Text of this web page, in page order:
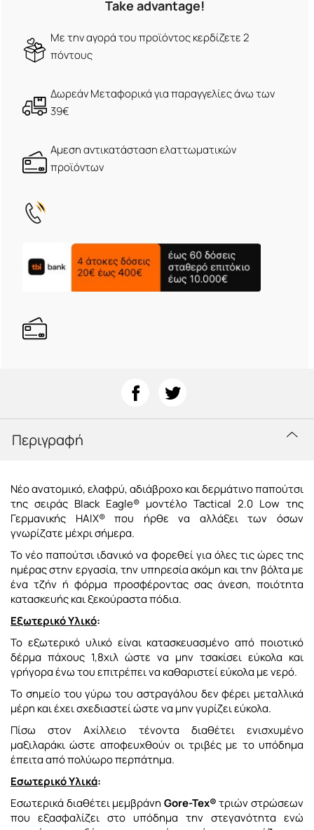
Take advantage!
Με την αγορά του προϊόντος κερδίζετε 2
πόντους
Δωρεάν Μεταφορικά για παραγγελίες άνω των
39€
Αμεση αντικατάσταση ελαττωματικών
προϊόντων
Περιγραφή
Νέο ανατομικό, ελαφρύ, αδιάβροχο και δερμάτινο παπούτσι
της σειράς Black Eagle® μοντέλο Tactical 2.0 Low της
Γερμανικής HAIX® που ήρθε να αλλάξει των όσων
γνωρίζατε μέχρι σήμερα.
Το νέο παπούτσι ιδανικό να φορεθεί για όλες τις ώρες της
ημέρας στην εργασία, την υπηρεσία ακόμη και την βόλτα με
ένα τζήν ή φόρμα προσφέροντας σας άνεση, ποιότητα
κατασκευής και ξεκούραστα πόδια.
Εξωτερικό Υλικό:
Το εξωτερικό υλικό είναι κατασκευασμένο από ποιοτικό
δέρμα πάχους 1,8χιλ ώστε να μην τσακίσει εύκολα και
γρήγορα ένω του επιτρέπει να καθαριστεί εύκολα με νερό.
Το σημείο του γύρω του αστραγάλου δεν φέρει μεταλλικά
μέρη και έχει σχεδιαστεί ώστε να μην γυρίζει εύκολα.
Πίσω στον Αχίλλειο τένοντα διαθέτει ενισχυμένο
μαξιλαράκι ώστε αποφευχθούν οι τριβές με το υπόδημα
έπειτα από πολύωρο περπάτημα.
Εσωτερικό Υλικά:
Εσωτερικά διαθέτει μεμβράνη Gore-Tex®τριών στρώσεων
που εξασφαλίζει στο υπόδημα την στεγανότητα ενώ